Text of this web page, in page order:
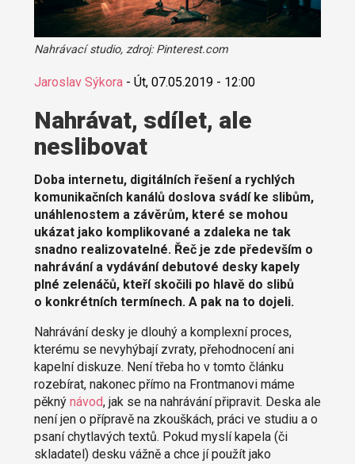
Nahrávací studio, zdroj: Pinterest.com
Jaroslav Sýkora- Út, 07.05.2019 - 12:00
Nahrávat, sdílet, ale
neslibovat
Doba internetu, digitálních řešení a rychlých
komunikačních kanálů doslova svádí ke slibům,
unáhlenostem a závěrům, které se mohou
ukázat jako komplikované a zdaleka ne tak
snadno realizovatelné. Řeč je zde především o
nahrávání a vydávání debutové desky kapely
plné zelenáčů, kteří skočili po hlavě do slibů
o konkrétních termínech. A pak na to dojeli.
Nahrávání desky je dlouhý a komplexní proces,
kterému se nevyhýbají zvraty, přehodnocení ani
kapelní diskuze. Není třeba ho v tomto článku
rozebírat, nakonec přímo na Frontmanovi máme
pěkný návod, jak se na nahrávání připravit. Deska ale
není jen o přípravě na zkouškách, práci ve studiu a o
psaní chytlavých textů. Pokud myslí kapela (či
skladatel) desku vážně a chce jí použít jako